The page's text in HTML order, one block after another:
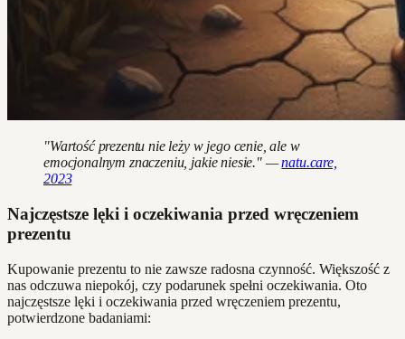
"Wartość prezentu nie leży w jego cenie, ale w
emocjonalnym znaczeniu, jakie niesie." —natu.care,
2023
Najczęstsze lęki i oczekiwania przed wręczeniem
prezentu
Kupowanie prezentu to nie zawsze radosna czynność. Większość z
nas odczuwa niepokój, czy podarunek spełni oczekiwania. Oto
najczęstsze lęki i oczekiwania przed wręczeniem prezentu,
potwierdzone badaniami: